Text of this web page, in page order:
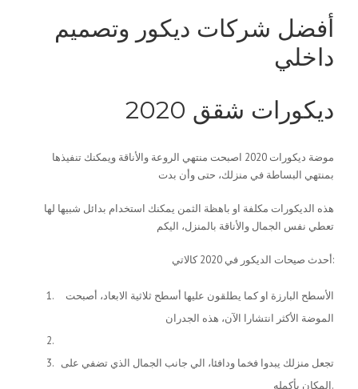
أفضل شركات ديكور وتصميم
داخلي
ديكورات شقق 2020
موضة ديكورات 2020 اصبحت منتهي الروعة والأناقة ويمكنك تنفيذها
بمنتهي البساطة في منزلك، حتى وأن بدت
هذه الديكورات مكلفة او باهظة الثمن يمكنك استخدام بدائل شبيها لها
تعطي نفس الجمال والأناقة بالمنزل، اليكم
أحدث صيحات الديكور في 2020 كالاتي:
الأسطح البارزة او كما يطلقون عليها أسطح ثلاثية الابعاد، أصبحت
الموضة الأكثر انتشارا الآن، هذه الجدران
تجعل منزلك يبدوا فخما ودافئا، الي جانب الجمال الذي تضفي على
المكان بأكمله.